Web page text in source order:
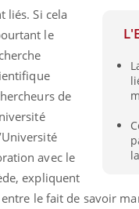
liés. Si cela
le
de
avec le
expliquent
le fait de savoir
rend
En 2026, l'insuline
patients comme